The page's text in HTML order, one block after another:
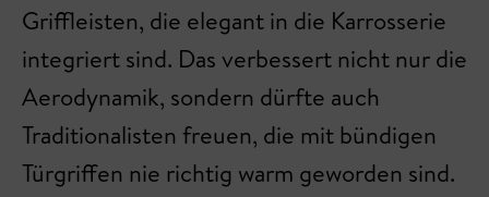
Griffleisten, die elegant in die Karrosserie
integriert sind. Das verbessert nicht nur die
Aerodynamik, sondern dürfte auch
Traditionalisten freuen, die mit bündigen
Türgriffen nie richtig warm geworden sind.